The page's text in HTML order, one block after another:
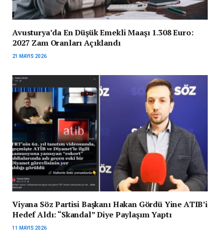
Avusturya’da En Düşük Emekli Maaşı 1.308 Euro:
2027 Zam Oranları Açıklandı
21 MAYIS 2026
Viyana Söz Partisi Başkanı Hakan Gördü Yine ATIB’i
Hedef Aldı: “Skandal” Diye Paylaşım Yaptı
11 MAYIS 2026